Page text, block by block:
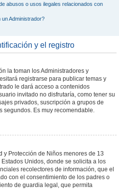
abusos o usos ilegales relacionados con
Administrador?
y el registro
la toman los Administradores y
registrarse para publicar temas y
le dará acceso a contenidos
invitado no disfrutaría, como tener su
privados, suscripción a grupos de
segundos. Es muy recomendable.
y Protección de Niños menores de 13
Unidos, donde se solicita a los
recolectores de información, que el
con el consentimiento de los padres o
de guardia legal, que permita